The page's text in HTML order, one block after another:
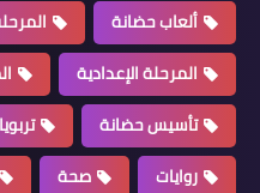
ألعاب حضانة
المرحلة الإعدادية
تأسيس حضانة
روايات
صحة